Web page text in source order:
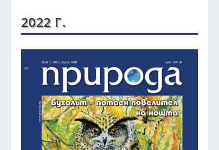
2022 Г.